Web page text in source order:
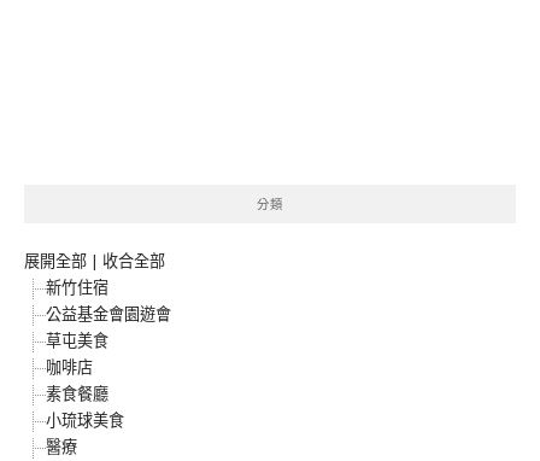
分類
展開全部 | 收合全部
新竹住宿
公益基金會園遊會
草屯美食
咖啡店
素食餐廳
小琉球美食
醫療